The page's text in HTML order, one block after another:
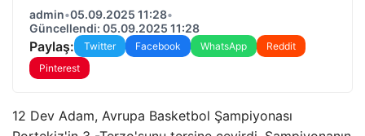
admin•05.09.2025 11:28•
Güncellendi: 05.09.2025 11:28
Paylaş: Twitter Facebook WhatsApp
Reddit
Pinterest
12 Dev Adam, Avrupa Basketbol Şampiyonası